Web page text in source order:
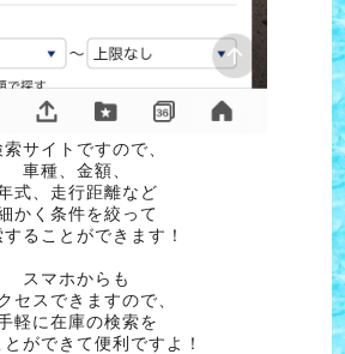
索サイトですので、
車種、金額、
式、走行距離など
かく条件を絞って
ることができます！
スマホからも
セスできますので、
軽に在庫の検索を
ができて便利ですよ！